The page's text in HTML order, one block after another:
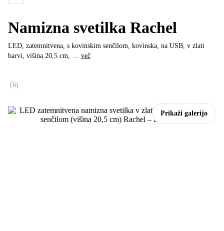
Prikaži galerijo
Namizna svetilka Rachel
LED, zatemnitvena, s kovinskim senčilom, kovinska, na USB, v zlati
barvi, višina 20,5 cm, … več
(6)